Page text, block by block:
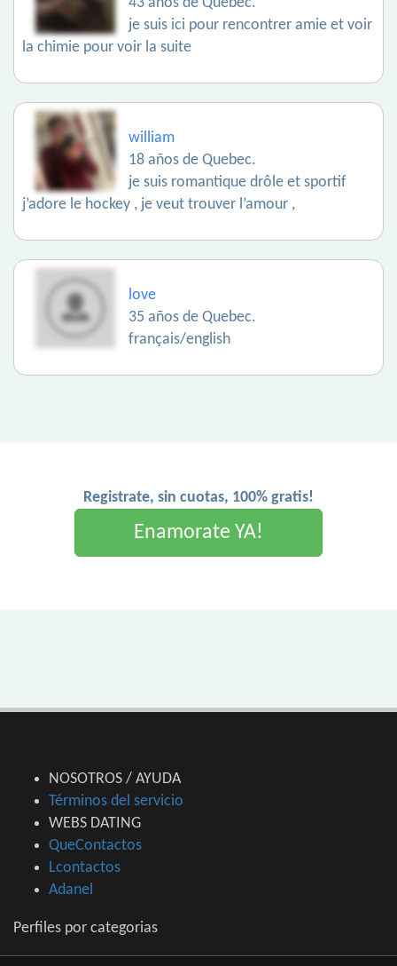
je suis ici pour rencontrer amie et voir
la chimie pour voir la suite
william
18 años de Quebec.
je suis romantique drôle et sportif
j’adore le hockey , je veut trouver l’amour ,
love
35 años de Quebec.
français/english
Registrate, sin cuotas, 100% gratis!
Enamorate YA!
NOSOTROS / AYUDA
Términos del servicio
WEBS DATING
QueContactos
Lcontactos
Adanel
Perfiles por categorias